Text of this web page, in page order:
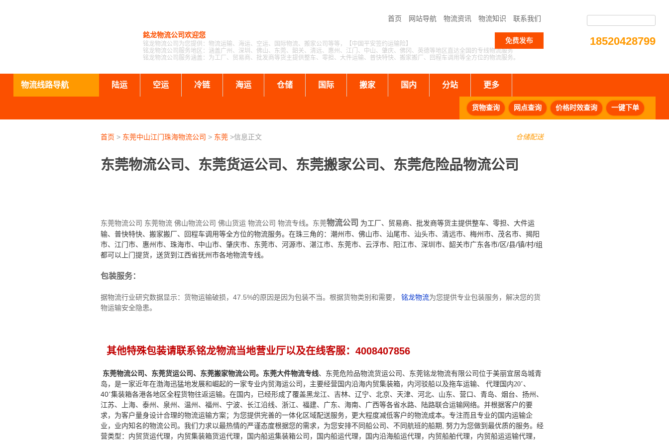
18520428799
免费发布
首页 网站导航 物流资讯 物流知识 联系我们
銘龙物流公司欢迎您
铭龙物流公司为您提供：物流运输、海运、空运、国际物流、搬家公司等等，【中国平安签约运输险】
铭龙物流公司服务地区：涵盖广州、深圳、佛山、东莞、韶关、清远、惠州、江门、中山、肇庆、佛冈、英德等地区直达全国的专线物流服务
铭龙物流公司服务涵盖：为工厂、贸易商、批发商等货主提供整车、零担、大件运输、普快特快、搬家搬厂、回程车调用等全方位的物流服务。
物流线路导航 陆运 空运 冷链 海运 仓储 国际 搬家 国内 分站 更多
货物查询 网点查询 价格时效查询 一键下单
仓储配送
首页 > 东莞中山江门珠海物流公司 > 东莞>信息正文
东莞物流公司、东莞货运公司、东莞搬家公司、东莞危险品物流公司
东莞物流公司 东莞物流 佛山物流公司 佛山货运 物流公司 物流专线。 东莞物流公司 为工厂、贸易商、批发商等货主提供整车、零担、大件运
输、普快特快、搬家搬厂、回程车调用等全方位的物流服务。在珠三角的：潮州市、佛山市、汕尾市、汕头市、清远市、梅州市、茂名市、揭阳
市、江门市、惠州市、珠海市、中山市、肇庆市、东莞市、河源市、湛江市、东莞市、云浮市、阳江市、深圳市、韶关市广东各市/区/县/镇/村/组
都可以上门提货，送货到江西省抚州市各地物流专线。
包装服务：
据物流行业研究数据显示：货物运输破损，47.5%的原因是因为包装不当。根据货物类别和需要， 铭龙物流为您提供专业包装服务，解决您的货
物运输安全隐患。
其他特殊包装请联系铭龙物流当地营业厅以及在线客服：4008407856
东莞物流公司、东莞货运公司、东莞搬家物流公司。东莞大件物流专线、东莞危险品物流货运公司、东莞铭龙物流有限公司位于美丽宜居岛城青
岛，是一家近年在渤海迅猛地发展和崛起的一家专业内贸海运公司，主要经营国内沿海内贸集装箱，内河驳船以及拖车运输、 代理国内20’、
40’集装箱各港各地区全程货物往返运输。在国内，已经形成了覆盖黑龙江、吉林、辽宁、北京、天津、河北、山东、营口、青岛、烟台、扬州、
江苏、上海、泰州、泉州、温州、福州、宁波、长江沿线、浙江、福建、广东、海南、广西等各省水路、陆路联合运输网络。并根据客户的要
求，为客户量身设计合理的物流运输方案；为您提供完善的一体化区域配送服务，更大程度减低客户的物流成本。专注而且专业的国内运输企
业，业内知名的物流公司。我们力求以最热情的严谨态度根据您的需求，为您安排不同船公司、不同航班的船期
努力为您做到最优质的服务。经
营类型：内贸货运代理，内贸集装箱货运代理，国内船运集装箱公司，国内船运代理，国内沿海船运代理，内贸船舶代理，内贸船运运输代理，